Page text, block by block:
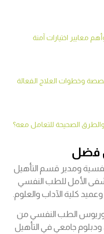
معايير اختيارات آمنة
وخطوات العلاج الفعالة
الصحيحة للتعامل معه؟
فضل
ومدير قسم التأهيل
الأمل للطب النفسي
كلية الآداب والعلوم.
الطب النفسي من
ودبلوم جامعي في التأهيل